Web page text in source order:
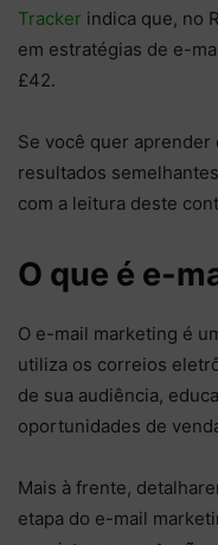
Tracker indica que, no
em estratégias de e-
£42.
Se você quer
resultados
com a leitura deste
O que é e-
O e-mail marketing é
utiliza os correios
de sua audiência,
oportunidades de
Mais à frente,
etapa do e-mail